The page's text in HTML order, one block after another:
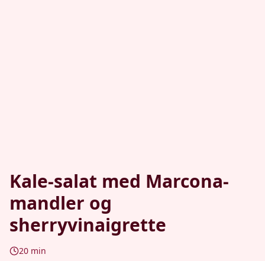
Kale-salat med Marcona-
mandler og
sherryvinaigrette
20 min